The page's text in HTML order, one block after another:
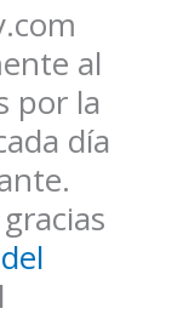
al
por la
día